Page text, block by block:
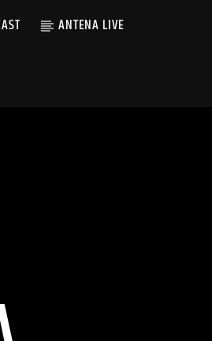
ANTENA LIVE